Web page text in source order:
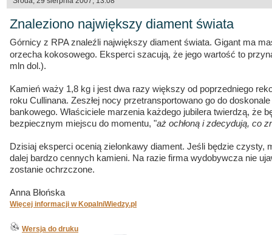
Znaleziono największy diament świata
Górnicy z RPA znaleźli największy diament świata. Gigant ma
orzecha kokosowego. Eksperci szacują, że jego wartość to
mln dol.).
Kamień waży 1,8 kg i jest dwa razy większy od poprzedniego
roku Cullinana. Zeszłej nocy przetransportowano go do
bankowego. Właściciele marzenia każdego jubilera twierdzą, że
bezpiecznym miejscu do momentu, "aż ochłoną i zdecydują, co
Dzisiaj eksperci ocenią zielonkawy diament. Jeśli będzie czysty,
dalej bardzo cennych kamieni. Na razie firma wydobywcza nie
zostanie ochrzczone.
Anna Błońska
Więcej informacji w KopalniWiedzy.pl
Wersja do druku